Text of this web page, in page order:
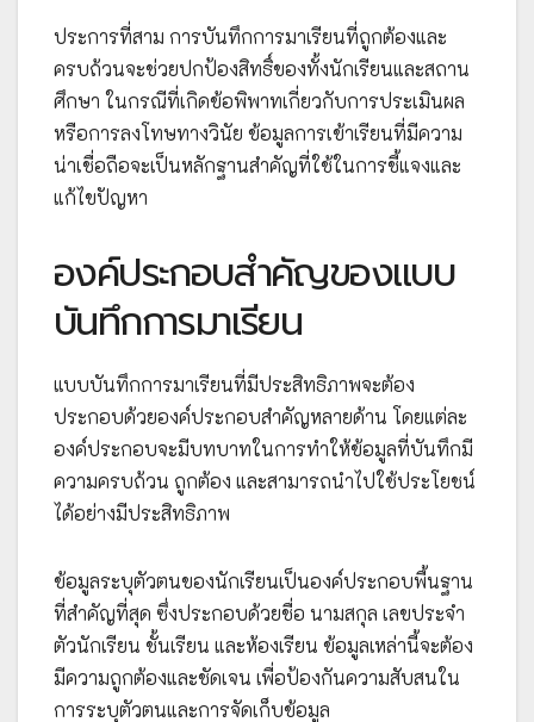
ประการที่สาม การบันทึกการมาเรียนที่ถูกต้องและ
ครบถ้วนจะช่วยปกป้องสิทธิ์ของทั้งนักเรียนและสถาน
ศึกษา ในกรณีที่เกิดข้อพิพาทเกี่ยวกับการประเมินผล
หรือการลงโทษทางวินัย ข้อมูลการเข้าเรียนที่มีความ
น่าเชื่อถือจะเป็นหลักฐานสำคัญที่ใช้ในการชี้แจงและ
แก้ไขปัญหา
องค์ประกอบสำคัญของแบบ
บันทึกการมาเรียน
แบบบันทึกการมาเรียนที่มีประสิทธิภาพจะต้อง
ประกอบด้วยองค์ประกอบสำคัญหลายด้าน โดยแต่ละ
องค์ประกอบจะมีบทบาทในการทำให้ข้อมูลที่บันทึกมี
ความครบถ้วน ถูกต้อง และสามารถนำไปใช้ประโยชน์
ได้อย่างมีประสิทธิภาพ
ข้อมูลระบุตัวตนของนักเรียนเป็นองค์ประกอบพื้นฐาน
ที่สำคัญที่สุด ซึ่งประกอบด้วยชื่อ นามสกุล เลขประจำ
ตัวนักเรียน ชั้นเรียน และห้องเรียน ข้อมูลเหล่านี้จะต้อง
มีความถูกต้องและชัดเจน เพื่อป้องกันความสับสนใน
การระบุตัวตนและการจัดเก็บข้อมูล